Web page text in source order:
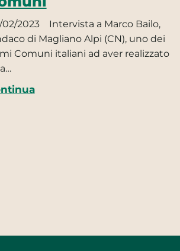
2023
Intervista a Marco Bailo,
di Magliano Alpi (CN), uno dei
Comuni italiani ad aver realizzato